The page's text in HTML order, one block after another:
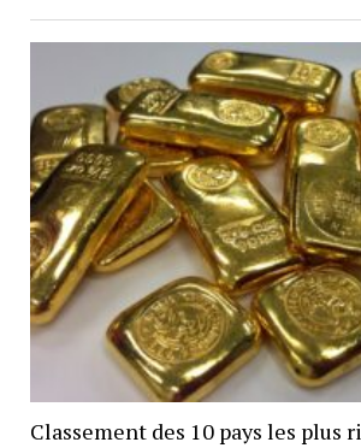
Classement des 10 pays les plus